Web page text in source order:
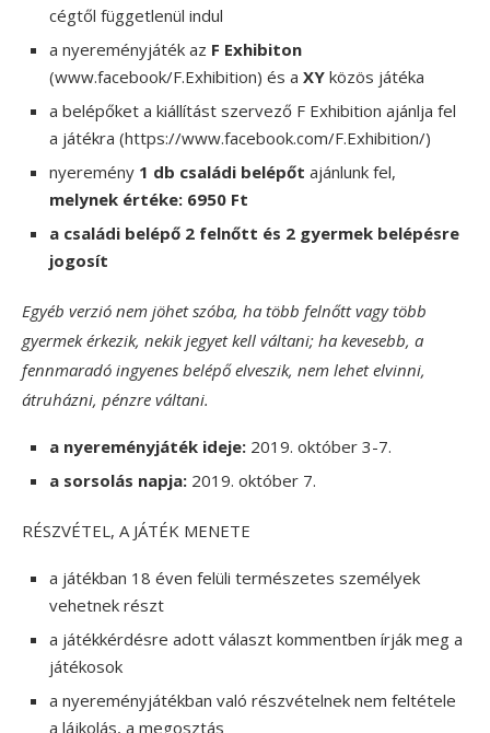
cégtől függetlenül indul
a nyereményjáték az F Exhibiton
(www.facebook/F.Exhibition) és a XY közös játéka
a belépőket a kiállítást szervező F Exhibition ajánlja fel
a játékra (https://www.facebook.com/F.Exhibition/)
nyeremény 1 db családi belépőt ajánlunk fel,
melynek értéke: 6950 Ft
a családi belépő 2 felnőtt és 2 gyermek belépésre
jogosít
Egyéb verzió nem jöhet szóba, ha több felnőtt vagy több
gyermek érkezik, nekik jegyet kell váltani; ha kevesebb, a
fennmaradó ingyenes belépő elveszik, nem lehet elvinni,
átruházni, pénzre váltani.
a nyereményjáték ideje: 2019. október 3-7.
a sorsolás napja: 2019. október 7.
RÉSZVÉTEL, A JÁTÉK MENETE
a játékban 18 éven felüli természetes személyek
vehetnek részt
a játékkérdésre adott választ kommentben írják meg a
játékosok
a nyereményjátékban való részvételnek nem feltétele
a lájkolás, a megosztás